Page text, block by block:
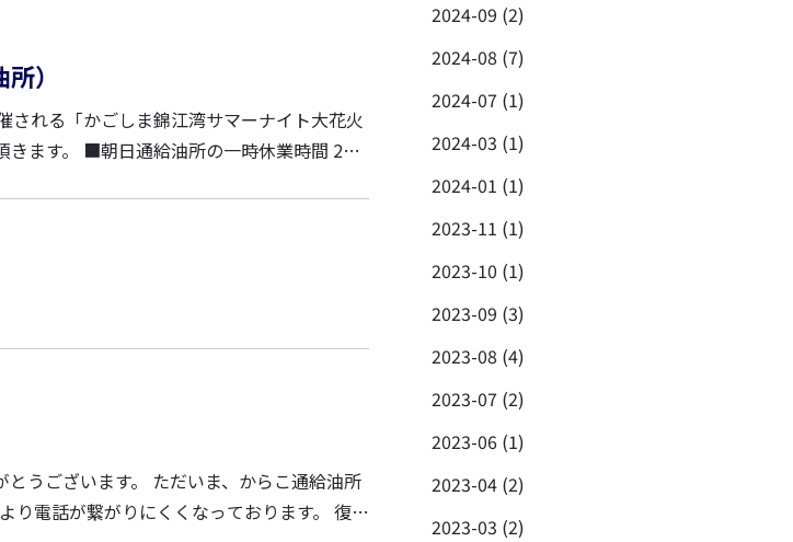
）
業時間 202
ま、からこ通給油所
り電話が繋がりにくくなっております。 復旧
2024-09 (2)
2024-08 (7)
2024-07 (1)
2024-03 (1)
2024-01 (1)
2023-11 (1)
2023-10 (1)
2023-09 (3)
2023-08 (4)
2023-07 (2)
2023-06 (1)
2023-04 (2)
2023-03 (2)